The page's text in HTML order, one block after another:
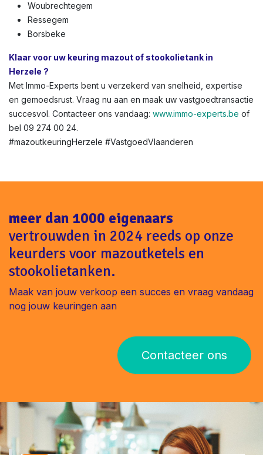
Woubrechtegem
Ressegem
Borsbeke
Klaar voor uw keuring mazout of stookolietank in
Herzele ?
Met Immo-Experts bent u verzekerd van snelheid, expertise
en gemoedsrust. Vraag nu aan en maak uw vastgoedtransactie
succesvol. Contacteer ons vandaag: www.immo-experts.be of
bel 09 274 00 24.
#mazoutkeuringHerzele #VastgoedVlaanderen
meer dan 1000 eigenaars
vertrouwden in 2024 reeds op onze
keurders voor mazoutketels en
stookolietanken.
Maak van jouw verkoop een succes en vraag vandaag
nog jouw keuringen aan
Contacteer ons